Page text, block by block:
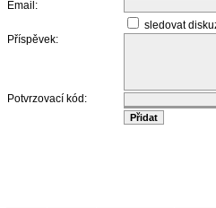
Email:
sledovat
Příspěvek:
Potvrzovací kód: